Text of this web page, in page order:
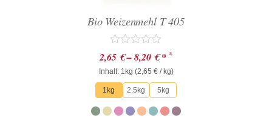
Bio Weizenmehl T 405
Bewertet
mit
0
von
5
2,65 €–8,20 €* *
Inhalt: 1kg (2,65 €/ kg)
1kg 2.5kg 5kg